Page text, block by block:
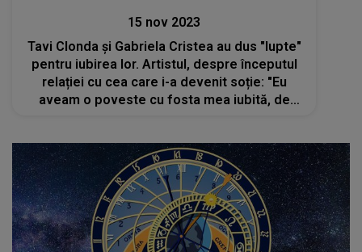
15 nov 2023
Tavi Clonda și Gabriela Cristea au dus "lupte"
pentru iubirea lor. Artistul, despre începutul
relației cu cea care i-a devenit soție: "Eu
aveam o poveste cu fosta mea iubită, de